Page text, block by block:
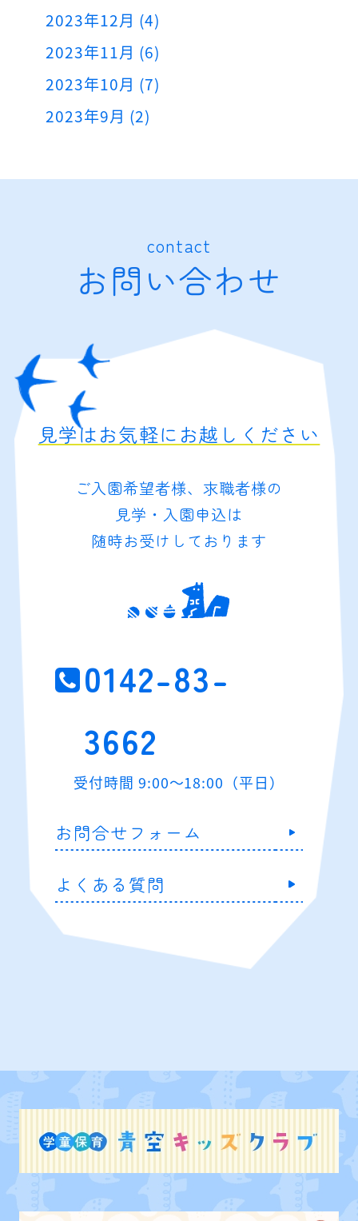
2023年12月 (4)
2023年11月 (6)
2023年10月 (7)
2023年9月 (2)
contact
お問い合わせ
見学はお気軽にお越しください
ご入園希望者様、求職者様の
見学・入園申込は
随時お受けしております
0142-83-
3662
受付時間 9:00～18:00（平日）
お問合せフォーム
よくある質問